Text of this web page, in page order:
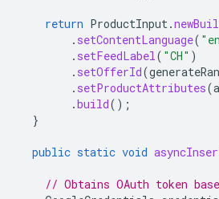
return ProductInput.
. setContentLanguage(
. setFeedLabel( "CH" )
. setOfferId(
. setProductAttributes(
.build();
}
public static void
// Obtains OAuth token